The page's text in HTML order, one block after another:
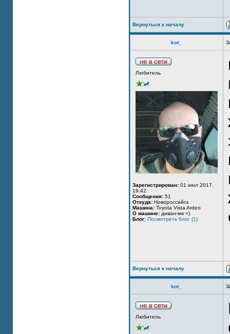
Вернуться к началу
kot_
Любитель
Зарегистрирован: 01 июл 2017,
19:42
Сообщения: 51
Откуда: Новороссийск
Машина: Toyota Vista Ardeo
О машине: диванчик =)
Блог: Посмотреть блог (1)
Вернуться к началу
kot_
Любитель